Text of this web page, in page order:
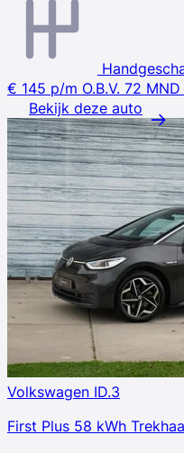
€ 145 p/m O.B.V. 72 MND
Bekijk deze auto
Volkswagen ID.3
First Plus 58 kWh